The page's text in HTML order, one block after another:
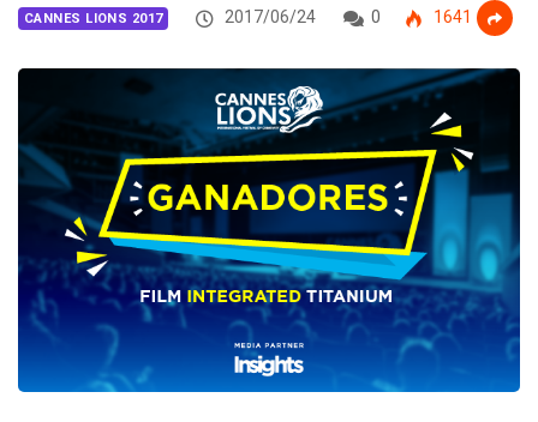
CANNES LIONS 2017 2017/06/24 0 1641